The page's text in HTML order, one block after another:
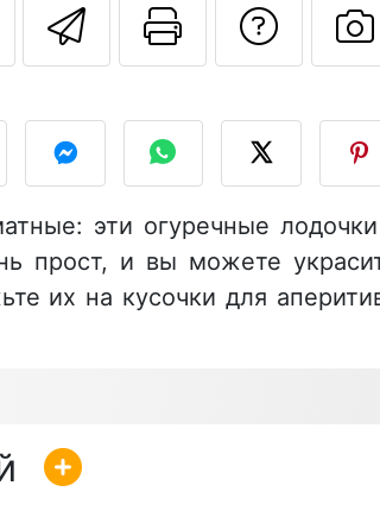
Отправить
эти огуречные
прост, и вы можете
их на кусочки для